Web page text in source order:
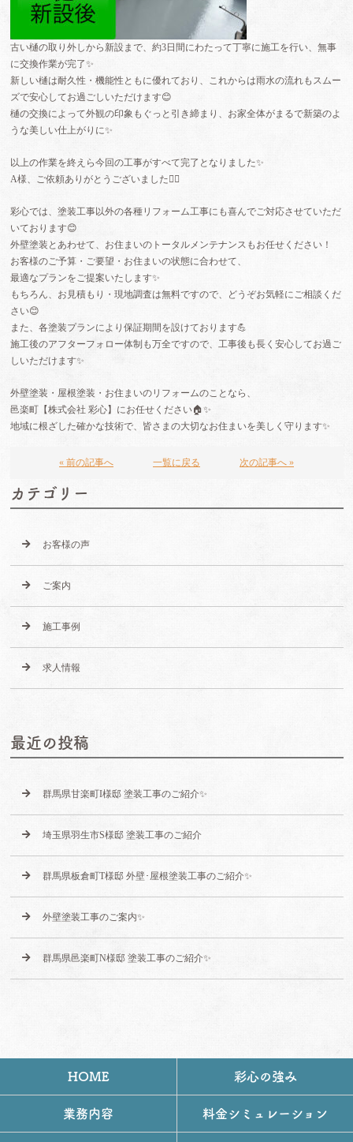
古い樋の取り外しから新設まで、約3日間にわたって丁寧に施工を行い、無事
に交換作業が完了✨
新しい樋は耐久性・機能性ともに優れており、これからは雨水の流れもスムー
ズで安心してお過ごしいただけます😊
樋の交換によって外観の印象もぐっと引き締まり、お家全体がまるで新築のよ
うな美しい仕上がりに✨
以上の作業を終えら今回の工事がすべて完了となりました✨️
A様、ご依頼ありがとうございました🙇‍♂️
彩心では、塗装工事以外の各種リフォーム工事にも喜んでご対応させていただ
いております😊
外壁塗装とあわせて、お住まいのトータルメンテナンスもお任せください！
お客様のご予算・ご要望・お住まいの状態に合わせて、
最適なプランをご提案いたします✨
もちろん、お見積もり・現地調査は無料ですので、どうぞお気軽にご相談くだ
さい😊
また、各塗装プランにより保証期間を設けております💪
施工後のアフターフォロー体制も万全ですので、工事後も長く安心してお過ご
しいただけます✨️
外壁塗装・屋根塗装・お住まいのリフォームのことなら、
邑楽町【株式会社 彩心】にお任せください🏠✨
地域に根ざした確かな技術で、皆さまの大切なお住まいを美しく守ります✨️
« 前の記事へ 一覧に戻る 次の記事へ »
カテゴリー
お客様の声
ご案内
施工事例
求人情報
最近の投稿
群馬県甘楽町I様邸 塗装工事のご紹介✨
埼玉県羽生市S様邸 塗装工事のご紹介
群馬県板倉町T様邸 外壁･屋根塗装工事のご紹介✨
外壁塗装工事のご案内✨
群馬県邑楽町N様邸 塗装工事のご紹介✨
HOME 彩心の強み
業務内容 料金シミュレーション